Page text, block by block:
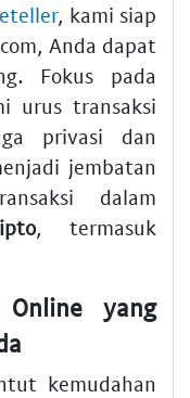
, kami siap
Anda dapat
Fokus pada
urus transaksi
privasi dan
jembatan
dalam
, termasuk
Online yang
kemudahan